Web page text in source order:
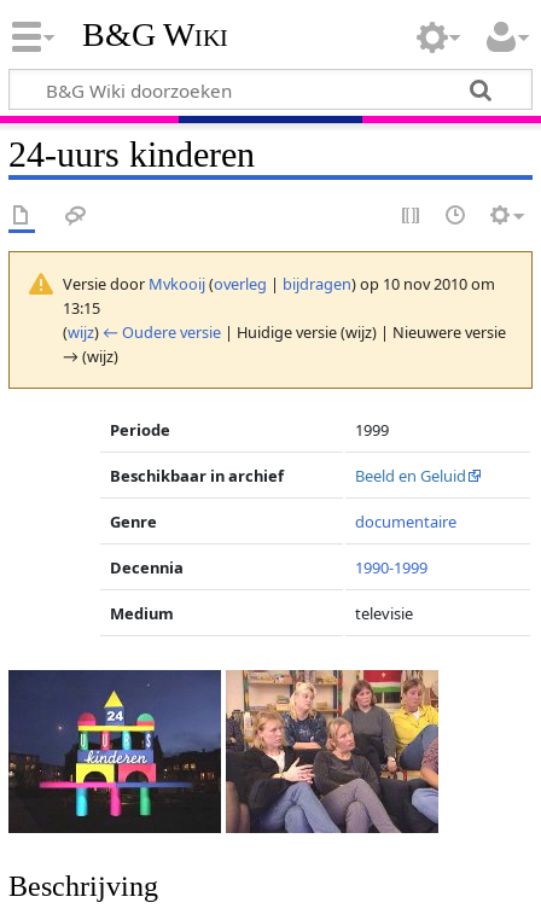
B&G Wiki
24-uurs kinderen
Versie door Mvkooij(overleg | bijdragen)op 10 nov 2010 om
13:15
(wijz) ← Oudere versie| Huidige versie (wijz) | Nieuwere versie
→ (wijz)
Periode 1999
Beschikbaar in archief Beeld en Geluid
Genre documentaire
Decennia 1990-1999
Medium televisie
Beschrijving